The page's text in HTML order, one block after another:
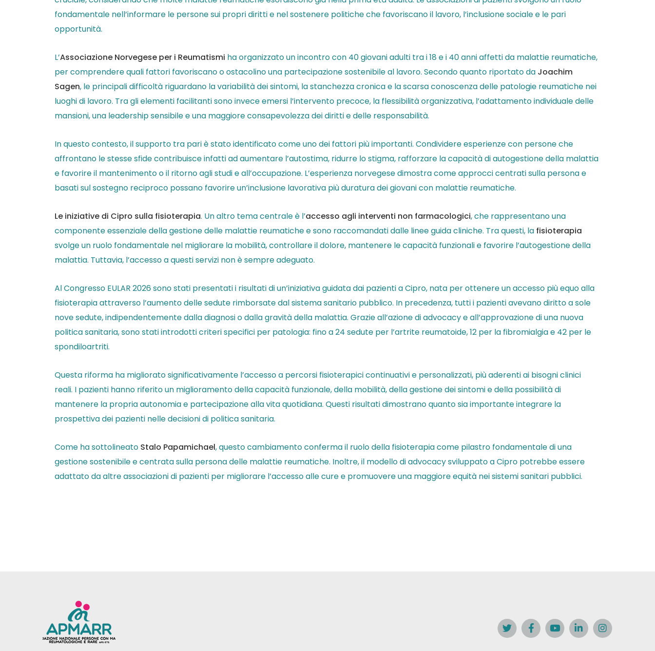
fondamentale nell’informare le persone sui propri diritti e nel sostenere politiche che favoriscano il lavoro, l’inclusione sociale e le pari
opportunità.
L’Associazione Norvegese per i Reumatismi ha organizzato un incontro con 40 giovani adulti tra i 18 e i 40 anni affetti da malattie reumatiche,
per comprendere quali fattori favoriscano o ostacolino una partecipazione sostenibile al lavoro. Secondo quanto riportato da Joachim
Sagen, le principali difficoltà riguardano la variabilità dei sintomi, la stanchezza cronica e la scarsa conoscenza delle patologie reumatiche nei
luoghi di lavoro. Tra gli elementi facilitanti sono invece emersi l’intervento precoce, la flessibilità organizzativa, l’adattamento individuale delle
mansioni, una leadership sensibile e una maggiore consapevolezza dei diritti e delle responsabilità.
In questo contesto, il supporto tra pari è stato identificato come uno dei fattori più importanti. Condividere esperienze con persone che
affrontano le stesse sfide contribuisce infatti ad aumentare l’autostima, ridurre lo stigma, rafforzare la capacità di autogestione della malattia
e favorire il mantenimento o il ritorno agli studi e all’occupazione. L’esperienza norvegese dimostra come approcci centrati sulla persona e
basati sul sostegno reciproco possano favorire un’inclusione lavorativa più duratura dei giovani con malattie reumatiche.
Le iniziative di Cipro sulla fisioterapia. Un altro tema centrale è l’accesso agli interventi non farmacologici, che rappresentano una
componente essenziale della gestione delle malattie reumatiche e sono raccomandati dalle linee guida cliniche. Tra questi, la fisioterapia
svolge un ruolo fondamentale nel migliorare la mobilità, controllare il dolore, mantenere le capacità funzionali e favorire l’autogestione della
malattia. Tuttavia, l’accesso a questi servizi non è sempre adeguato.
Al Congresso EULAR 2026 sono stati presentati i risultati di un’iniziativa guidata dai pazienti a Cipro, nata per ottenere un accesso più equo alla
fisioterapia attraverso l’aumento delle sedute rimborsate dal sistema sanitario pubblico. In precedenza, tutti i pazienti avevano diritto a sole
nove sedute, indipendentemente dalla diagnosi o dalla gravità della malattia. Grazie all’azione di advocacy e all’approvazione di una nuova
politica sanitaria, sono stati introdotti criteri specifici per patologia: fino a 24 sedute per l’artrite reumatoide, 12 per la fibromialgia e 42 per le
spondiloartriti.
Questa riforma ha migliorato significativamente l’accesso a percorsi fisioterapici continuativi e personalizzati, più aderenti ai bisogni clinici
reali. I pazienti hanno riferito un miglioramento della capacità funzionale, della mobilità, della gestione dei sintomi e della possibilità di
mantenere la propria autonomia e partecipazione alla vita quotidiana. Questi risultati dimostrano quanto sia importante integrare la
prospettiva dei pazienti nelle decisioni di politica sanitaria.
Come ha sottolineato Stalo Papamichael, questo cambiamento conferma il ruolo della fisioterapia come pilastro fondamentale di una
gestione sostenibile e centrata sulla persona delle malattie reumatiche. Inoltre, il modello di advocacy sviluppato a Cipro potrebbe essere
adattato da altre associazioni di pazienti per migliorare l’accesso alle cure e promuovere una maggiore equità nei sistemi sanitari pubblici.